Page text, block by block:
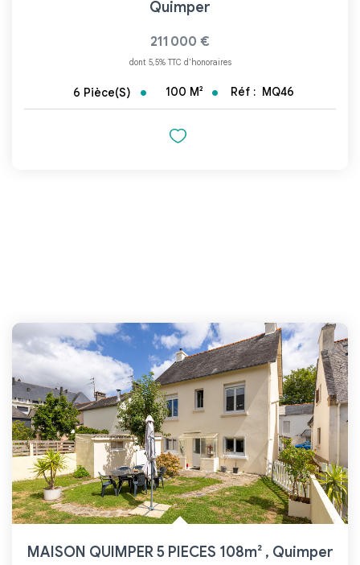
Quimper
211 000 €
dont 5,5% TTC d'honoraires
6 Pièce(s) 100 M² Réf : MQ46
MAISON QUIMPER 5 PIECES 108m² , Quimper